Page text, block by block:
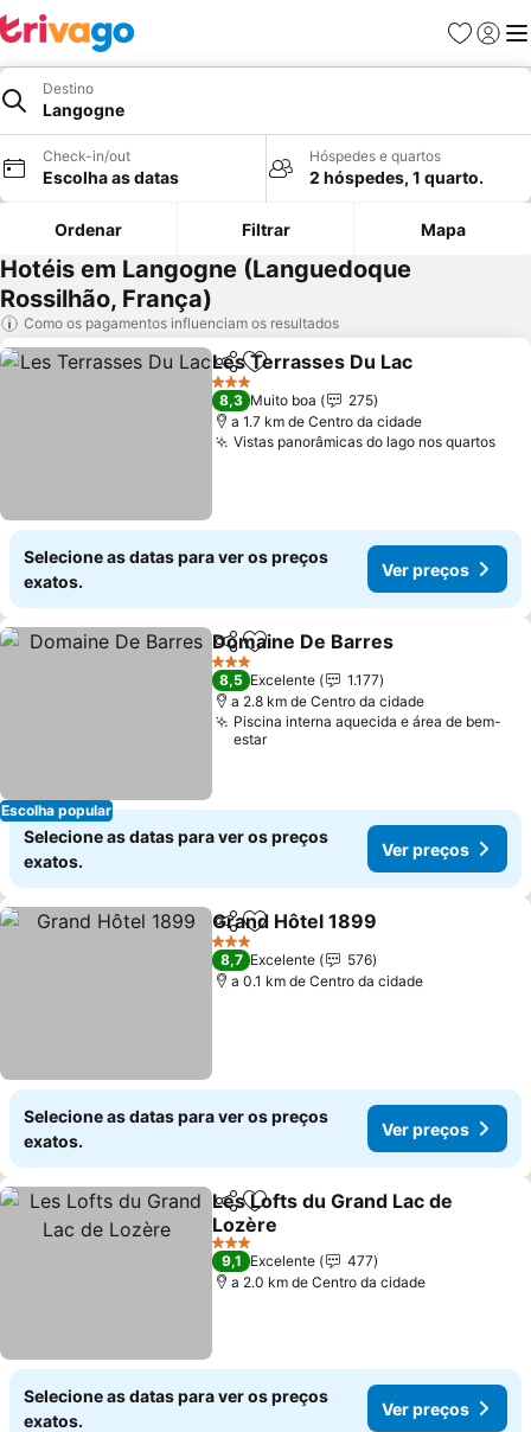
Favoritos
Iniciar
Destino
Langogne
Check-in/out
Escolha as datas
Hóspedes e quartos
2 hóspedes, 1 quarto.
Ordenar Filtrar Mapa
Hotéis em Langogne (Languedoque
Rossilhão, França)
Como os pagamentos influenciam os resultados
PartilharAdicionar aos favoritos
Les Terrasses Du Lac
3 Estrelas
8,3 Muito boa
275
a 1.7 km de Centro da cidade
Vistas panorâmicas do lago nos quartos
Selecione as datas para ver os preços
exatos.
Ver preços
Escolha popular
PartilharAdicionar aos favoritos
Domaine De Barres
3 Estrelas
8,5 Excelente
1.177
a 2.8 km de Centro da cidade
Piscina interna aquecida e área de bem-
estar
Selecione as datas para ver os preços
exatos.
Ver preços
PartilharAdicionar aos favoritos
Grand Hôtel 1899
3 Estrelas
8,7 Excelente
576
a 0.1 km de Centro da cidade
Selecione as datas para ver os preços
exatos.
Ver preços
PartilharAdicionar aos favoritos
Les Lofts du Grand Lac de
Lozère
3 Estrelas
9,1 Excelente
477
a 2.0 km de Centro da cidade
Selecione as datas para ver os preços
exatos.
Ver preços